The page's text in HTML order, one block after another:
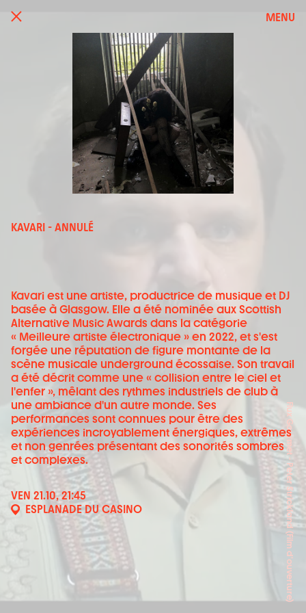
Flux Gourmet - Peter Strickland (Film d'ouverture)
KAVARI - ANNULÉ
Kavari est une artiste, productrice de musique et DJ
basée à Glasgow. Elle a été nominée aux Scottish
Alternative Music Awards dans la catégorie
« Meilleure artiste électronique » en 2022, et s'est
forgée une réputation de figure montante de la
scène musicale underground écossaise. Son travail
a été décrit comme une « collision entre le ciel et
l'enfer », mêlant des rythmes industriels de club à
une ambiance d'un autre monde. Ses
performances sont connues pour être des
expériences incroyablement énergiques, extrêmes
et non genrées présentant des sonorités sombres
et complexes.
VEN 21.10, 21:45
ESPLANADE DU CASINO
MENU